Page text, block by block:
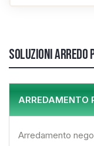
Soluzioni arredo
ARREDAMENTO
Arredamento